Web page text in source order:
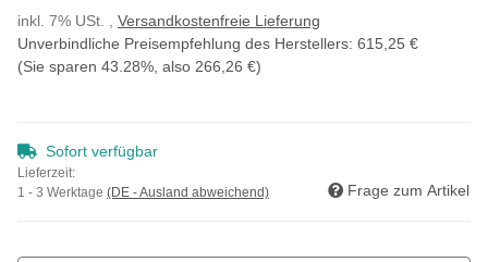
inkl. 7% USt. , Versandkostenfreie Lieferung
Unverbindliche Preisempfehlung des Herstellers: 615,25 €
(Sie sparen 43.28% , also 266,26 €)
Sofort verfügbar
Lieferzeit:
1 - 3 Werktage (DE - Ausland abweichend) Frage zum Artikel